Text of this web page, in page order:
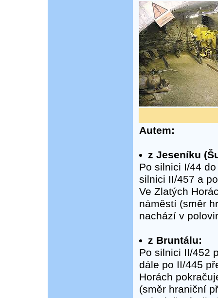
Autem:
z Jeseníku
Po silnici I/44
silnici II/457 a
Ve Zlatých
náměstí (směr
nachází v
z Bruntálu:
Po silnici II/452
dále po II/445
Horách
(směr hraniční